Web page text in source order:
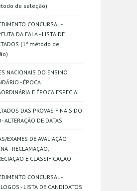
de seleção)
CONCURSAL -
DA FALA - LISTA DE
(1º método de
NACIONAIS DO ENSINO
- ÉPOCA
E ÉPOCA ESPECIAL
DAS PROVAS FINAIS DO
ALTERAÇÃO DE DATAS
EXAMES DE AVALIAÇÃO
- RECLAMAÇÃO,
E CLASSIFICAÇÃO
CONCURSAL -
- LISTA DE CANDIDATOS